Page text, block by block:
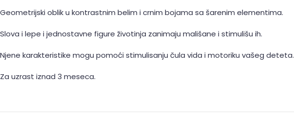
Geometrijski oblik u kontrastnim belim i crnim bojama sa šarenim elementima.
Slova i lepe i jednostavne figure životinja zanimaju mališane i stimulišu ih.
Njene karakteristike mogu pomoći stimulisanju čula vida i motoriku vašeg deteta.
Za uzrast iznad 3 meseca.